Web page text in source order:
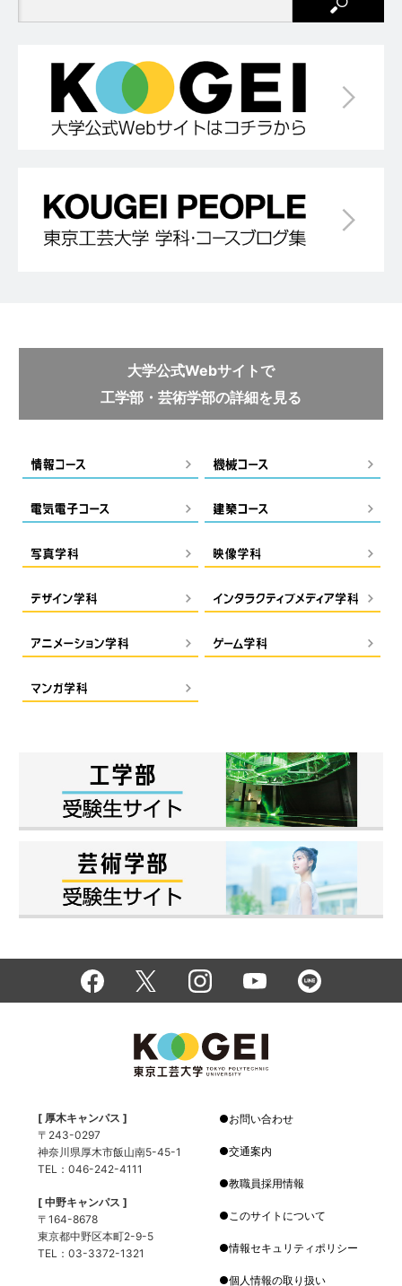
大学公式Webサイトで
工学部・芸術学部の詳細を見る
[ 厚木キャンパス ]
〒243-0297
神奈川県厚木市飯山南5-45-1
TEL：046-242-4111
[ 中野キャンパス ]
〒164-8678
東京都中野区本町2-9-5
TEL：03-3372-1321
お問い合わせ
交通案内
教職員採用情報
このサイトについて
情報セキュリティポリシー
個人情報の取り扱い